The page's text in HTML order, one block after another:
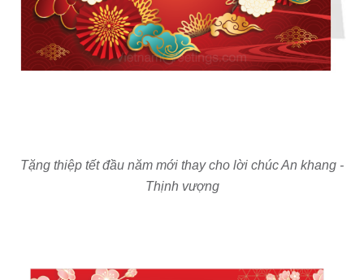
Tặng thiệp tết đầu năm mới thay cho lời chúc An khang -
Thịnh vượng